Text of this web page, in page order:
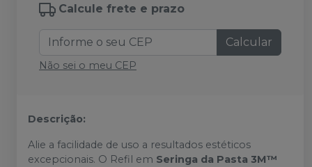
Calcule frete e prazo
Calcular
Não sei o meu CEP
Descrição:
Alie a facilidade de uso a resultados estéticos
excepcionais. O Refil em Seringa da Pasta 3M™